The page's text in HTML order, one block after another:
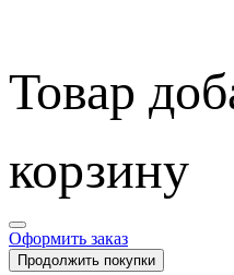
Товар
корзину
Оформить заказ
Продолжить покупки